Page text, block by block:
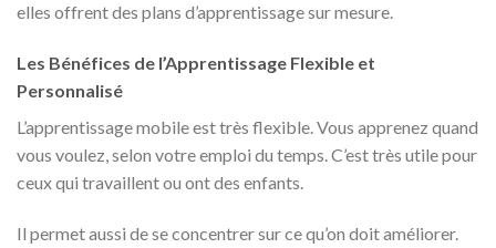
elles offrent des plans d’apprentissage sur mesure.
Les Bénéfices de l’Apprentissage Flexible et
Personnalisé
L’apprentissage mobile est très flexible. Vous apprenez quand
vous voulez, selon votre emploi du temps. C’est très utile pour
ceux qui travaillent ou ont des enfants.
Il permet aussi de se concentrer sur ce qu’on doit améliorer.